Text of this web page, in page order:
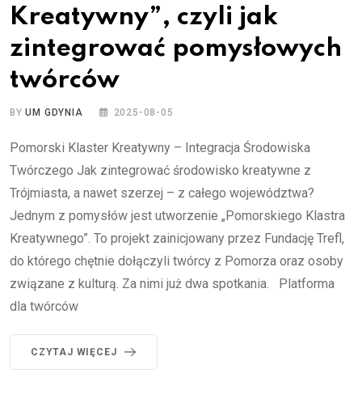
Kreatywny”, czyli jak
zintegrować pomysłowych
twórców
BYUM GDYNIA 2025-08-05
Pomorski Klaster Kreatywny – Integracja Środowiska
Twórczego Jak zintegrować środowisko kreatywne z
Trójmiasta, a nawet szerzej – z całego województwa?
Jednym z pomysłów jest utworzenie „Pomorskiego Klastra
Kreatywnego”. To projekt zainicjowany przez Fundację Trefl,
do którego chętnie dołączyli twórcy z Pomorza oraz osoby
związane z kulturą. Za nimi już dwa spotkania. Platforma
dla twórców
CZYTAJ WIĘCEJ